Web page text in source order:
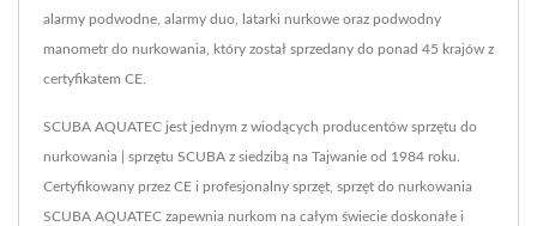
alarmy podwodne, alarmy duo, latarki nurkowe oraz podwodny
manometr do nurkowania, który został sprzedany do ponad 45 krajów z
certyfikatem CE.
SCUBA AQUATEC jest jednym z wiodących producentów sprzętu do
nurkowania | sprzętu SCUBA z siedzibą na Tajwanie od 1984 roku.
Certyfikowany przez CE i profesjonalny sprzęt, sprzęt do nurkowania
SCUBA AQUATEC zapewnia nurkom na całym świecie doskonałe i